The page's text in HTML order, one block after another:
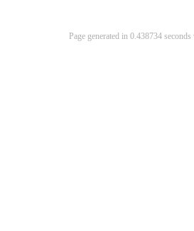
Page generated in 0.438734